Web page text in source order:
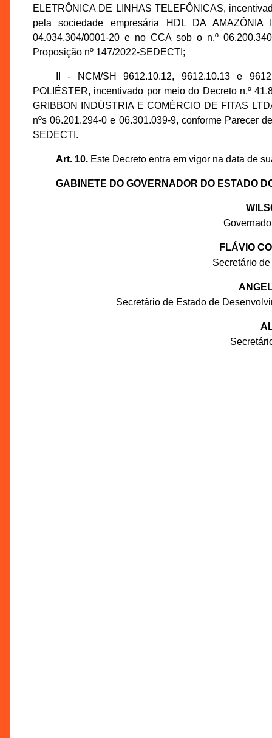
ELETRÔNICA DE LINHAS TELEFÔNICAS,
pela sociedade empresária HDL DA
04.034.304/0001-20 e no CCA sob o n.º
Proposição nº 147/2022-SEDECTI;
II - NCM/SH 9612.10.12, 9612.10.13 e
POLIÉSTER, incentivado por meio do Decreto n.º
GRIBBON INDÚSTRIA E COMÉRCIO DE FITAS
nºs 06.201.294-0 e 06.301.039-9, conforme Parecer
SEDECTI.
Art. 10.Este Decreto entra em vigor na data de
GABINETE DO GOVERNADOR DO ESTADO
FLÁVIO
Secretário
Secretário de Estado de